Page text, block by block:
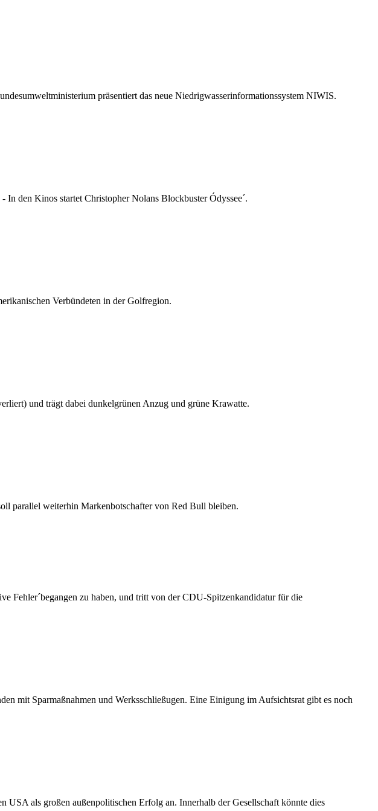
präsentiert das neue Niedrigwasserinformationssystem NIWIS.
den Kinos startet Christopher Nolans Blockbuster Ódyssee´.
Verbündeten in der Golfregion.
und trägt dabei dunkelgrünen Anzug und grüne Krawatte.
parallel weiterhin Markenbotschafter von Red Bull bleiben.
Fehler´begangen zu haben, und tritt von der CDU-Spitzenkandidatur für die
mit Sparmaßnahmen und Werksschließugen. Eine Einigung im Aufsichtsrat gibt es noch
als großen außenpolitischen Erfolg an. Innerhalb der Gesellschaft könnte dies